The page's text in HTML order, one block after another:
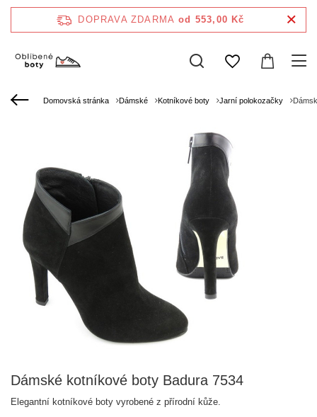
DOPRAVA ZDARMA od 553,00 Kč
Domovská stránka Dámské Kotníkové boty Jarní polokozačky
Dámské kotníkové boty Badura 7534
Elegantní kotníkové boty vyrobené z přírodní kůže.